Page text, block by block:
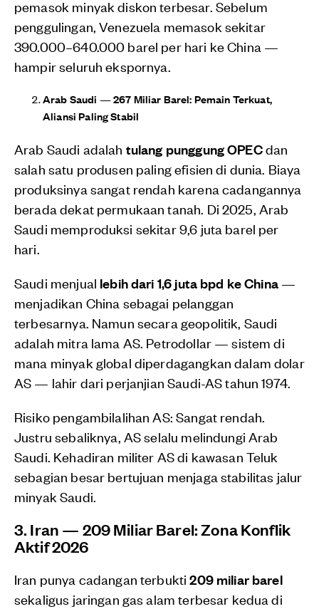
pemasok minyak diskon terbesar. Sebelum
penggulingan, Venezuela memasok sekitar
390.000–640.000 barel per hari ke China —
hampir seluruh ekspornya.
Arab Saudi — 267 Miliar Barel: Pemain Terkuat,
Aliansi Paling Stabil
Arab Saudi adalah tulang punggung OPECdan
salah satu produsen paling efisien di dunia. Biaya
produksinya sangat rendah karena cadangannya
berada dekat permukaan tanah. Di 2025, Arab
Saudi memproduksi sekitar 9,6 juta barel per
hari.
Saudi menjual lebih dari 1,6 juta bpd ke China—
menjadikan China sebagai pelanggan
terbesarnya. Namun secara geopolitik, Saudi
adalah mitra lama AS. Petrodollar — sistem di
mana minyak global diperdagangkan dalam dolar
AS — lahir dari perjanjian Saudi-AS tahun 1974.
Risiko pengambilalihan AS: Sangat rendah.
Justru sebaliknya, AS selalu melindungi Arab
Saudi. Kehadiran militer AS di kawasan Teluk
sebagian besar bertujuan menjaga stabilitas jalur
minyak Saudi.
3. Iran — 209 Miliar Barel: Zona Konflik
Aktif 2026
Iran punya cadangan terbukti209 miliar barel
sekaligus jaringan gas alam terbesar kedua di